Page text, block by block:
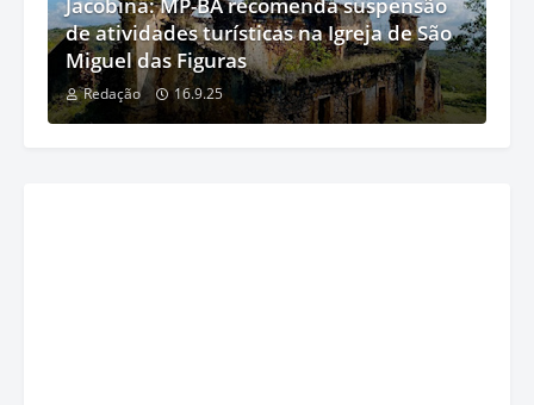
de atividades turísticas na Igreja de São
Miguel das Figuras
Redação 16.9.25